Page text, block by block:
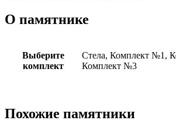
О памятнике
Выберите
комплект
Стела, Комплект №1,
Комплект №3
Похожие памятники